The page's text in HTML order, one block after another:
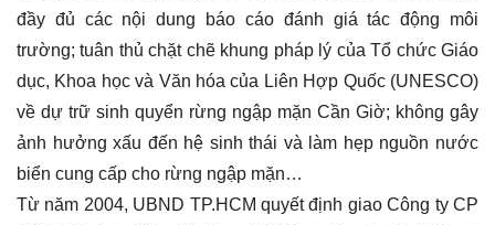
đầy đủ các nội dung báo cáo đánh giá tác động môi
trường; tuân thủ chặt chẽ khung pháp lý của Tổ chức Giáo
dục, Khoa học và Văn hóa của Liên Hợp Quốc (UNESCO)
về dự trữ sinh quyển rừng ngập mặn Cần Giờ; không gây
ảnh hưởng xấu đến hệ sinh thái và làm hẹp nguồn nước
biển cung cấp cho rừng ngập mặn…
Từ năm 2004, UBND TP.HCM quyết định giao Công ty CP